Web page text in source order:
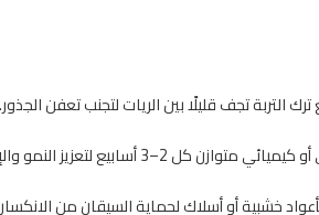
التربة تجف قليلًا بين الريات لتجنب تعفن الجذور.
كل 2–3 أسابيع لتعزيز النمو والإثمار.
خشبية أو أسلاك لحماية السيقان من